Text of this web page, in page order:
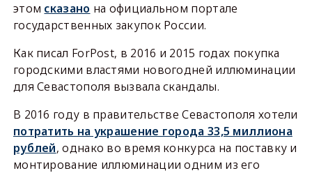
этом сказано на официальном портале
государственных закупок России.
Как писал ForPost, в 2016 и 2015 годах покупка
городскими властями новогодней иллюминации
для Севастополя вызвала скандалы.
В 2016 году в правительстве Севастополя хотели
потратить на украшение города 33,5 миллиона
рублей, однако во время конкурса на поставку и
монтирование иллюминации одним из его